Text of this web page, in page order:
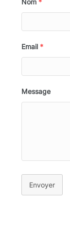
Nom *
Email *
Message
Envoyer